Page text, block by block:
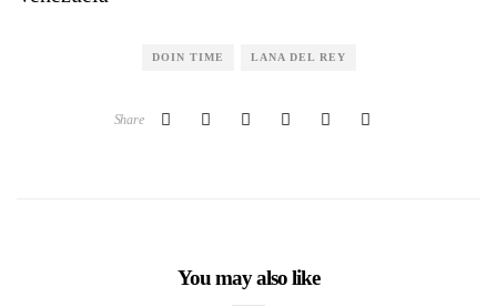
DOIN TIME LANA DEL REY
Share
You may also like